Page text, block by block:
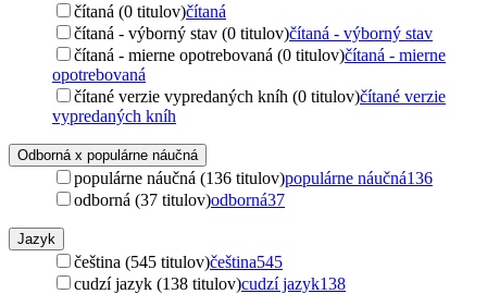
čítaná (0 titulov)čítaná
čítaná - výborný stav (0 titulov)čítaná - výborný stav
čítaná - mierne opotrebovaná (0 titulov)čítaná - mierne
opotrebovaná
čítané verzie vypredaných kníh (0 titulov)čítané verzie
vypredaných kníh
Odborná x populárne náučná
populárne náučná (136 titulov)populárne náučná136
odborná (37 titulov)odborná37
Jazyk
čeština (545 titulov)čeština545
cudzí jazyk (138 titulov)cudzí jazyk138